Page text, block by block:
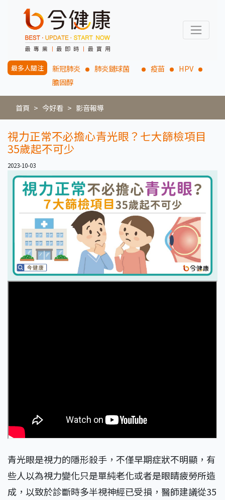
最多人關注 新冠肺炎 肺炎鏈球菌 疫苗
HPV
膽固醇
首頁 今好看 影音報導
視力正常不必擔心青光眼？七大篩檢項目
35歲起不可少
2023-10-03
青光眼是視力的隱形殺手，不僅早期症狀不明顯，有
些人以為視力變化只是單純老化或者是眼睛疲勞所造
成，以致於診斷時多半視神經已受損，醫師建議從35